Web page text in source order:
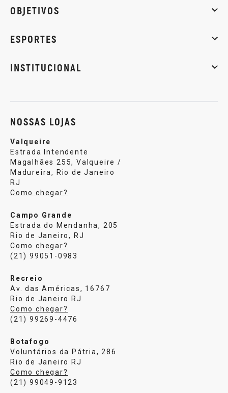
OBJETIVOS
ESPORTES
INSTITUCIONAL
NOSSAS LOJAS
Valqueire
Estrada Intendente
Magalhães 255, Valqueire /
Madureira, Rio de Janeiro
RJ
Como chegar?
Campo Grande
Estrada do Mendanha, 205
Rio de Janeiro, RJ
Como chegar?
(21) 99051-0983
Recreio
Av. das Américas, 16767
Rio de Janeiro RJ
Como chegar?
(21) 99269-4476
Botafogo
Voluntários da Pátria, 286
Rio de Janeiro RJ
Como chegar?
(21) 99049-9123